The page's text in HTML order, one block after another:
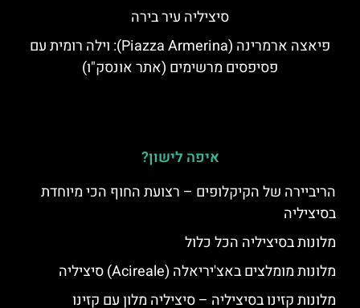
סיציליה עיר בירה
פיאצה ארמרינה (Piazza Armerina): וילה רומית עם
פסיפסים מרשימים (אתר אונסק"ו)
איפה לישון?
הריביירה של הקיקלופים – רצועת החוף הכי מיוחדת
בסיציליה
מלונות בסיציליה הכל כלול
מלונות מומלצים באצ'יריאלה (Acireale) סיציליה
מלונות קזינו בסיציליה – סיציליה מלון עם קזינו